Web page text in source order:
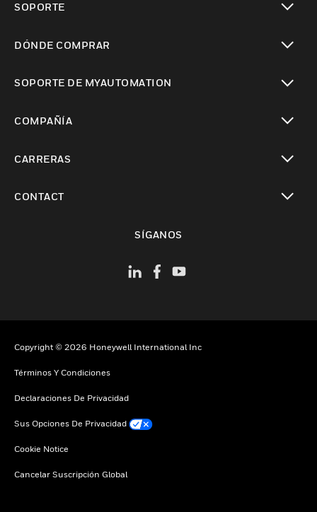
SOPORTE
DÓNDE COMPRAR
SOPORTE DE MYAUTOMATION
COMPAÑÍA
CARRERAS
CONTACT
SÍGANOS
Copyright © 2026 Honeywell International Inc
Términos Y Condiciones
Declaraciones De Privacidad
Sus Opciones De Privacidad
Cookie Notice
Cancelar Suscripción Global